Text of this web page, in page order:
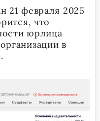
21 февраля 2025
что
юрлица
в